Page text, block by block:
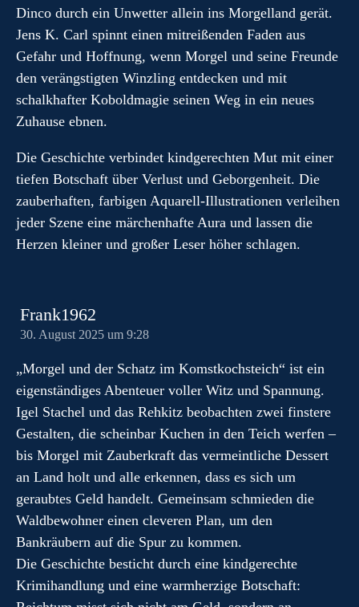
Dinco durch ein Unwetter allein ins Morgelland gerät.
Jens K. Carl spinnt einen mitreißenden Faden aus
Gefahr und Hoffnung, wenn Morgel und seine Freunde
den verängstigten Winzling entdecken und mit
schalkhafter Koboldmagie seinen Weg in ein neues
Zuhause ebnen.
Die Geschichte verbindet kindgerechten Mut mit einer
tiefen Botschaft über Verlust und Geborgenheit. Die
zauberhaften, farbigen Aquarell-Illustrationen verleihen
jeder Szene eine märchenhafte Aura und lassen die
Herzen kleiner und großer Leser höher schlagen.
Frank1962
30. August 2025 um 9:28
„Morgel und der Schatz im Komstkochsteich“ ist ein
eigenständiges Abenteuer voller Witz und Spannung.
Igel Stachel und das Rehkitz beobachten zwei finstere
Gestalten, die scheinbar Kuchen in den Teich werfen –
bis Morgel mit Zauberkraft das vermeintliche Dessert
an Land holt und alle erkennen, dass es sich um
geraubtes Geld handelt. Gemeinsam schmieden die
Waldbewohner einen cleveren Plan, um den
Bankräubern auf die Spur zu kommen.
Die Geschichte besticht durch eine kindgerechte
Krimihandlung und eine warmherzige Botschaft: